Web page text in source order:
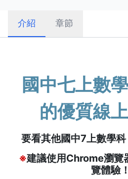
介紹 章節
國中七上數
的優質線
要看其他國中7上數學科
※建議使用Chrome瀏覽
覽體驗！